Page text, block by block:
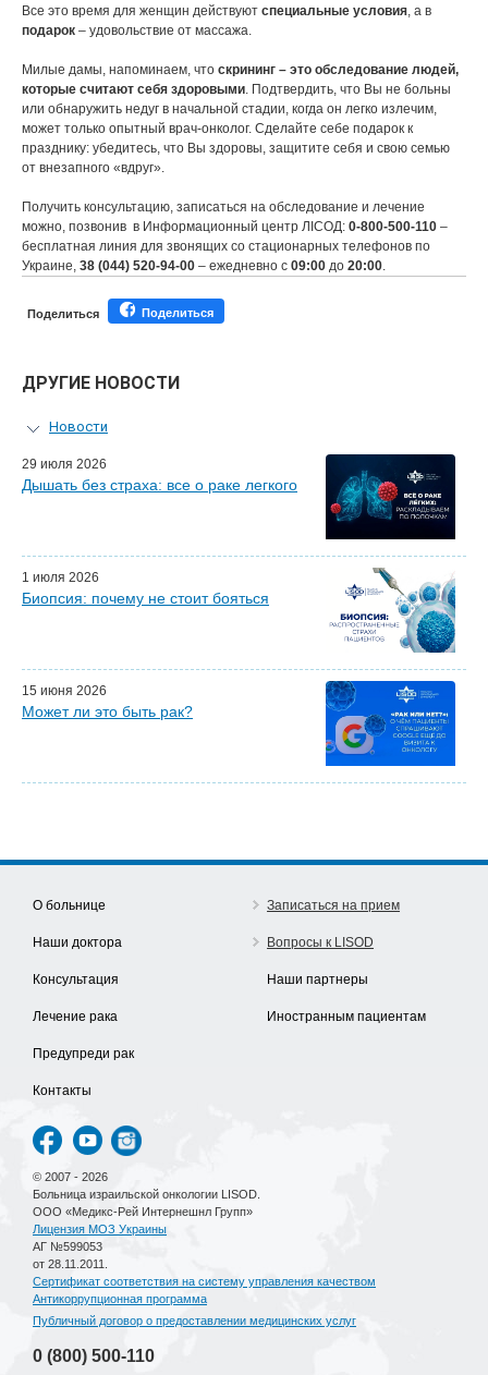
Все это время для женщин действуют специальные условия, а в
подарок – удовольствие от массажа.
Милые дамы, напоминаем, что скрининг – это обследование людей,
которые считают себя здоровыми. Подтвердить, что Вы не больны
или обнаружить недуг в начальной стадии, когда он легко излечим,
может только опытный врач-онколог. Сделайте себе подарок к
празднику: убедитесь, что Вы здоровы, защитите себя и свою семью
от внезапного «вдруг».
Получить консультацию, записаться на обследование и лечение
можно, позвонив в Информационный центр ЛIСОД: 0-800-500-110 –
бесплатная линия для звонящих со стационарных телефонов по
Украине, 38 (044) 520-94-00 – ежедневно с 09:00 до 20:00.
Поделиться Поделиться
ДРУГИЕ НОВОСТИ
Новости
Персональный гид
Мастер-классы для врачей
Наши партнеры
29 июля 2026
Дышать без страха: все о раке легкого
1 июля 2026
Биопсия: почему не стоит бояться
15 июня 2026
Может ли это быть рак?
О больнице
Наши доктора
Консультация
Лечение рака
Предупреди рак
Контакты
Записаться на прием
Вопросы к LISOD
Наши партнеры
Иностранным пациентам
© 2007 - 2026
Больница израильской онкологии LISOD.
ООО «Медикс-Рей Интернешнл Групп»
Лицензия МОЗ Украины
АГ №599053
от 28.11.2011.
Сертификат соответствия на систему управления качеством
Антикоррупционная программа
Публичный договор о предоставлении медицинских услуг
0 (800) 500-110